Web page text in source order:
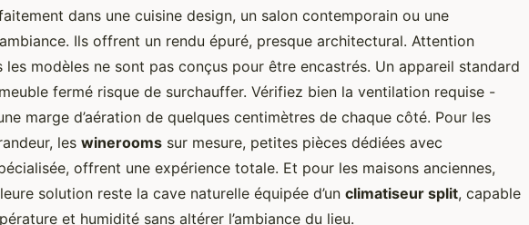
dans une cuisine design, un salon contemporain ou une
Ils offrent un rendu épuré, presque architectural. Attention
modèles ne sont pas conçus pour être encastrés. Un appareil standard
fermé risque de surchauffer. Vérifiez bien la ventilation requise -
marge d’aération de quelques centimètres de chaque côté. Pour les
les winerooms sur mesure, petites pièces dédiées avec
offrent une expérience totale. Et pour les maisons anciennes,
solution reste la cave naturelle équipée d’un climatiseur split, capable
et humidité sans altérer l’ambiance du lieu.